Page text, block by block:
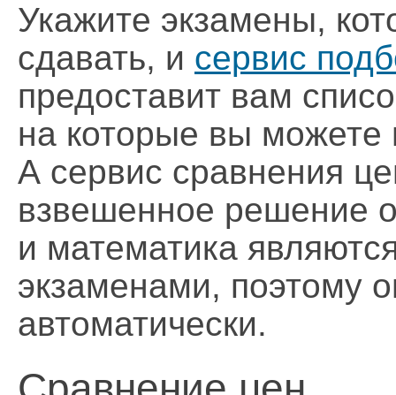
Укажите экзамены,
сдавать, и сервис
предоставит вам
на которые вы можете
А сервис сравнения
взвешенное решение
и математика
экзаменами, поэтому
автоматически.